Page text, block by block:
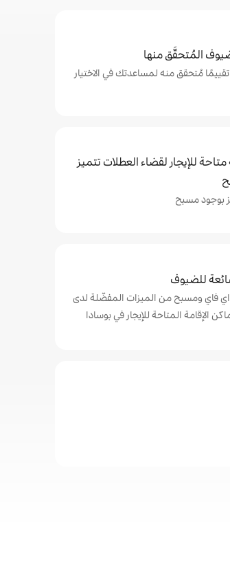
المُتحقَّق منها
للإيجار لقضاء العطلات تتميز
للضيوف
فاي ومسبح من الميزات المفضّلة لدى
الإقامة المتاحة للإيجار في بوسادا